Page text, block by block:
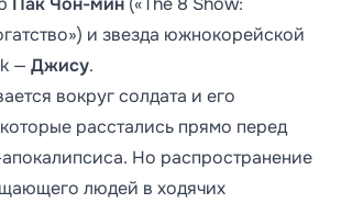
и звезда южнокорейской
— Джису.
вокруг солдата и его
расстались прямо перед
Но распространение
людей в ходячих